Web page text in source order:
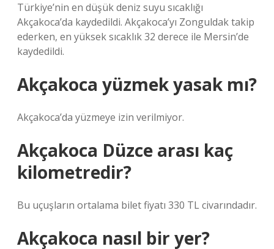
Türkiye’nin en düşük deniz suyu sıcaklığı
Akçakoca’da kaydedildi. Akçakoca’yı Zonguldak takip
ederken, en yüksek sıcaklık 32 derece ile Mersin’de
kaydedildi.
Akçakoca yüzmek yasak mı?
Akçakoca’da yüzmeye izin verilmiyor.
Akçakoca Düzce arası kaç
kilometredir?
Bu uçuşların ortalama bilet fiyatı 330 TL civarındadır.
Akçakoca nasıl bir yer?